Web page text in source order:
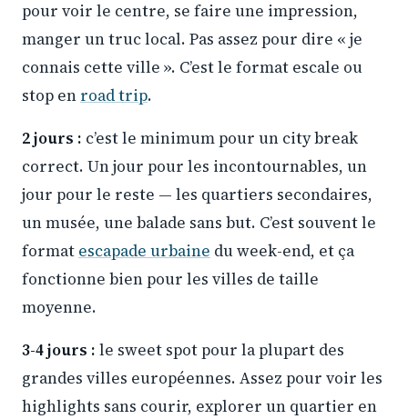
pour voir le centre, se faire une impression,
manger un truc local. Pas assez pour dire « je
connais cette ville ». C’est le format escale ou
stop en road trip.
2 jours : c’est le minimum pour un city break
correct. Un jour pour les incontournables, un
jour pour le reste — les quartiers secondaires,
un musée, une balade sans but. C’est souvent le
format escapade urbaine du week-end, et ça
fonctionne bien pour les villes de taille
moyenne.
3-4 jours : le sweet spot pour la plupart des
grandes villes européennes. Assez pour voir les
highlights sans courir, explorer un quartier en